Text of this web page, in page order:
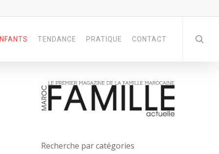
TENDANCE PRATIQUE CONTACT
Recherche par catégories